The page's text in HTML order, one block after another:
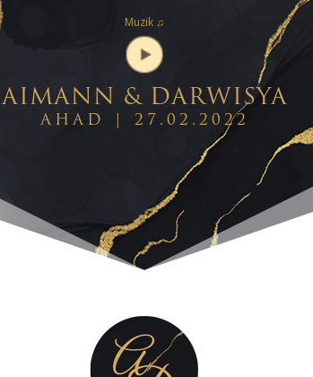
Muzik ♫
AIMANN & DARWISYA
AHAD | 27.02.2022